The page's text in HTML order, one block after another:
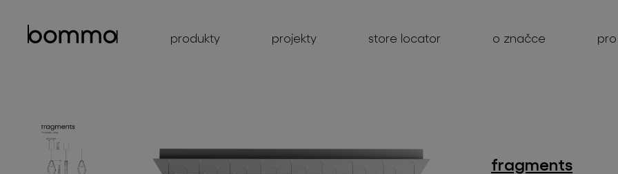
produkty projekty store locator o značce
produkty
fragments